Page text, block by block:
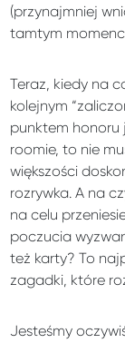
(przynajmniej
tamtym
Teraz, kiedy na
kolejnym
punktem honoru
roomie, to nie
większości
rozrywka. A na
na celu
poczucia
też karty? To
zagadki, które
Jesteśmy